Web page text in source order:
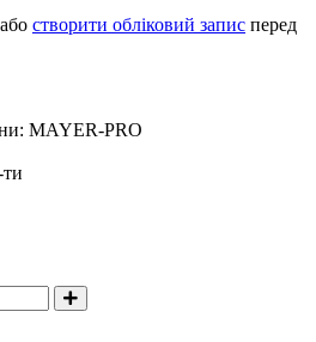
або створити обліковий запис перед
MAYER-PRO